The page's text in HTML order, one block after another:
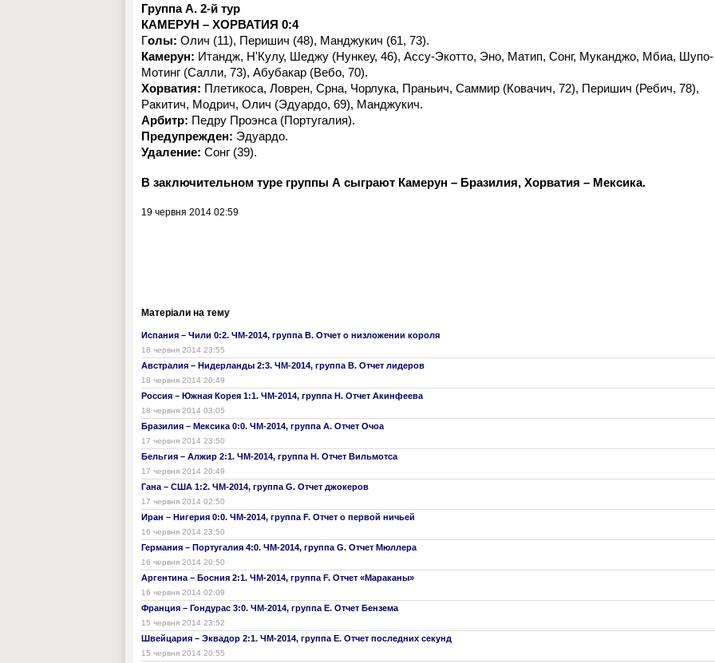
Группа А. 2-й тур
КАМЕРУН – ХОРВАТИЯ 0:4
Голы: Олич (11), Перишич (48), Манджукич (61, 73).
Камерун: Итандж, Н'Кулу, Шеджу (Нункеу, 46), Ассу-Экотто, Эно, Матип, Сонг, Муканджо, Мбиа, Шупо-
Мотинг (Салли, 73), Абубакар (Вебо, 70).
Хорватия: Плетикоса, Ловрен, Срна, Чорлука, Праньич, Саммир (Ковачич, 72), Перишич (Ребич, 78),
Ракитич, Модрич, Олич (Эдуардо, 69), Манджукич.
Арбитр: Педру Проэнса (Португалия).
Предупрежден: Эдуардо.
Удаление: Сонг (39).
В заключительном туре группы А сыграют Камерун – Бразилия, Хорватия – Мексика.
19 червня 2014 02:59
Матеріали на тему
Испания – Чили 0:2. ЧМ-2014, группа В. Отчет о низложении короля
18 червня 2014 23:55
Австралия – Нидерланды 2:3. ЧМ-2014, группа B. Отчет лидеров
18 червня 2014 20:49
Россия – Южная Корея 1:1. ЧМ-2014, группа Н. Отчет Акинфеева
18 червня 2014 03:05
Бразилия – Мексика 0:0. ЧМ-2014, группа А. Отчет Очоа
17 червня 2014 23:50
Бельгия – Алжир 2:1. ЧМ-2014, группа Н. Отчет Вильмотса
17 червня 2014 20:49
Гана – США 1:2. ЧМ-2014, группа G. Отчет джокеров
17 червня 2014 02:50
Иран – Нигерия 0:0. ЧМ-2014, группа F. Отчет о первой ничьей
16 червня 2014 23:50
Германия – Португалия 4:0. ЧМ-2014, группа G. Отчет Мюллера
16 червня 2014 20:50
Аргентина – Босния 2:1. ЧМ-2014, группа F. Отчет «Мараканы»
16 червня 2014 02:09
Франция – Гондурас 3:0. ЧМ-2014, группа Е. Отчет Бензема
15 червня 2014 23:52
Швейцария – Эквадор 2:1. ЧМ-2014, группа Е. Отчет последних секунд
15 червня 2014 20:55